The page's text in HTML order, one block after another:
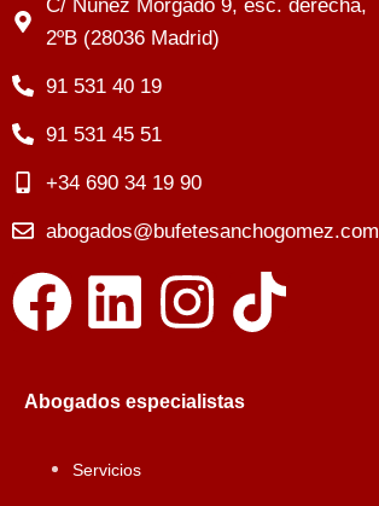
C/ Nuñez Morgado 9, esc. derecha,
2ºB (28036 Madrid)
91 531 40 19
91 531 45 51
+34 690 34 19 90
abogados@bufetesanchogomez.com
Abogados especialistas
Servicios